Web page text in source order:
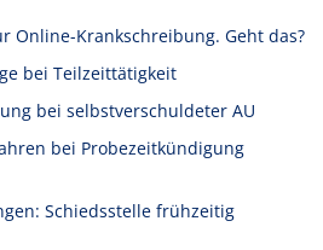
Online-Krankschreibung. Geht das?
bei Teilzeittätigkeit
bei selbstverschuldeter AU
bei Probezeitkündigung
Schiedsstelle frühzeitig